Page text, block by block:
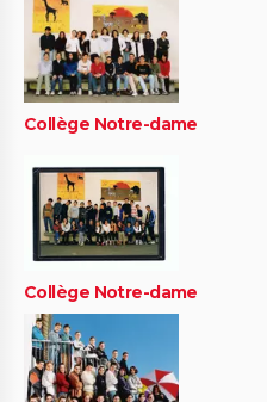
Collège Notre-dame
Collège Notre-dame